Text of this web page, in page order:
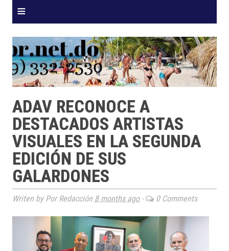
≡
ADAV RECONOCE A
DESTACADOS ARTISTAS
VISUALES EN LA SEGUNDA
EDICIÓN DE SUS
GALARDONES
Writen by Por Redacción 8 months ago- 0 Comments